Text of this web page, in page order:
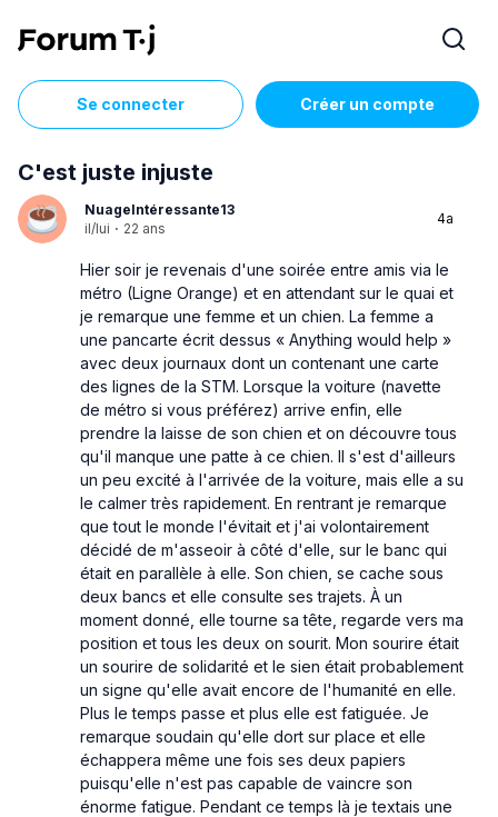
Se connecter Créer un compte
C'est juste injuste
NuageIntéressante13
il/lui · 22 ans
4a
Hier soir je revenais d'une soirée entre amis via le
métro (Ligne Orange) et en attendant sur le quai et
je remarque une femme et un chien. La femme a
une pancarte écrit dessus « Anything would help »
avec deux journaux dont un contenant une carte
des lignes de la STM. Lorsque la voiture (navette
de métro si vous préférez) arrive enfin, elle
prendre la laisse de son chien et on découvre tous
qu'il manque une patte à ce chien. Il s'est d'ailleurs
un peu excité à l'arrivée de la voiture, mais elle a su
le calmer très rapidement. En rentrant je remarque
que tout le monde l'évitait et j'ai volontairement
décidé de m'asseoir à côté d'elle, sur le banc qui
était en parallèle à elle. Son chien, se cache sous
deux bancs et elle consulte ses trajets. À un
moment donné, elle tourne sa tête, regarde vers ma
position et tous les deux on sourit. Mon sourire était
un sourire de solidarité et le sien était probablement
un signe qu'elle avait encore de l'humanité en elle.
Plus le temps passe et plus elle est fatiguée. Je
remarque soudain qu'elle dort sur place et elle
échappera même une fois ses deux papiers
puisqu'elle n'est pas capable de vaincre son
énorme fatigue. Pendant ce temps là je textais une